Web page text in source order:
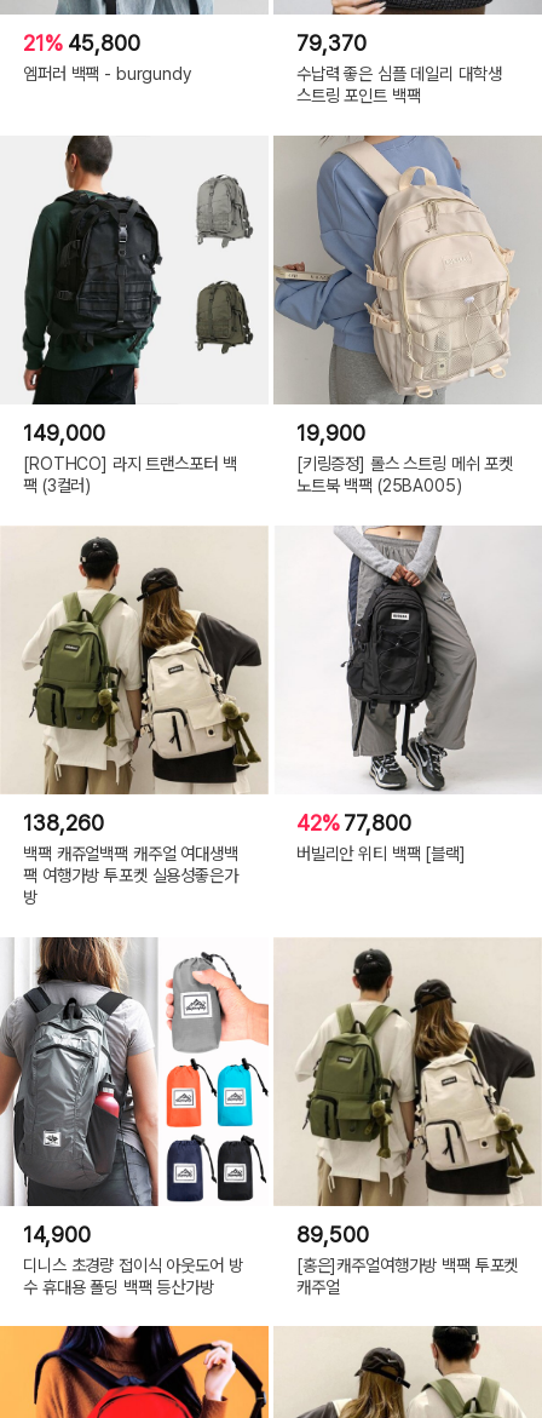
21% 45,800
엠퍼러 백팩 - burgundy
79,370
수납력 좋은 심플 데일리 대학생
스트링 포인트 백팩
149,000
[ROTHCO] 라지 트랜스포터 백
팩 (3컬러)
19,900
[키링증정] 롤스 스트링 메쉬 포켓
노트북 백팩 (25BA005)
138,260
백팩 캐쥬얼백팩 캐주얼 여대생백
팩 여행가방 투포켓 실용성좋은가
방
42%77,800
버빌리안 위티 백팩 [블랙]
14,900
디니스 초경량 접이식 아웃도어 방
수 휴대용 폴딩 백팩 등산가방
89,500
[홍은]캐주얼여행가방 백팩 투포켓
캐주얼